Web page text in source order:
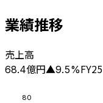
業績推移
売上高
68.4億円▲9.5%FY25
80